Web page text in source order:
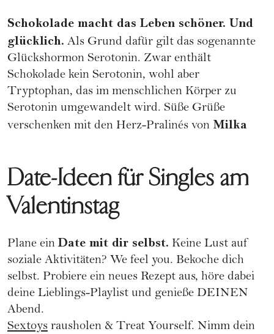
Schokolade macht das Leben schöner. Und
glücklich. Als Grund dafür gilt das sogenannte
Glückshormon Serotonin. Zwar enthält
Schokolade kein Serotonin, wohl aber
Tryptophan, das im menschlichen Körper zu
Serotonin umgewandelt wird. Süße Grüße
verschenken mit den Herz-Pralinés von Milka
Date-Ideen für Singles am
Valentinstag
Plane einDate mit dir selbst. Keine Lust auf
soziale Aktivitäten? We feel you. Bekoche dich
selbst. Probiere ein neues Rezept aus, höre dabei
deine Lieblings-Playlist und genieße DEINEN
Abend.
Sextoys rausholen & Treat Yourself. Nimm dein